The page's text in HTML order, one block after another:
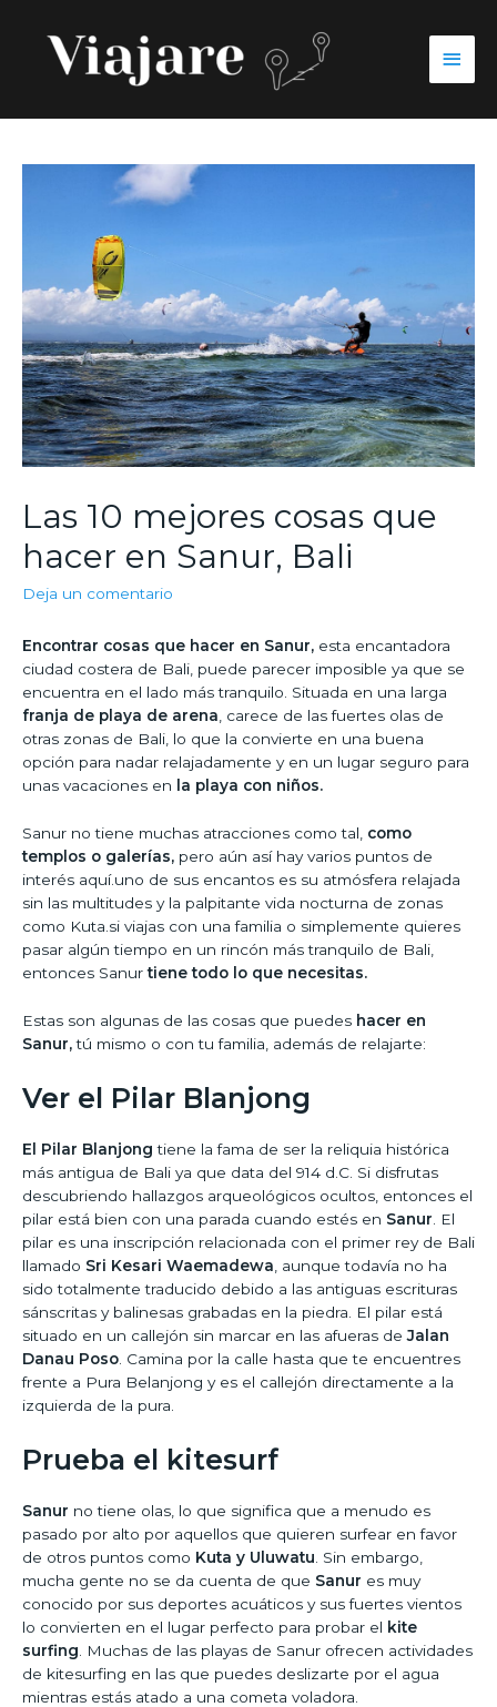
Las 10 mejores cosas que
hacer en Sanur, Bali
Deja un comentario
Encontrar cosas que hacer en Sanur, esta encantadora
ciudad costera de Bali, puede parecer imposible ya que se
encuentra en el lado más tranquilo. Situada en una larga
franja de playa de arena, carece de las fuertes olas de
otras zonas de Bali, lo que la convierte en una buena
opción para nadar relajadamente y en un lugar seguro para
unas vacaciones en
la playa con niños.
Sanur no tiene muchas atracciones como tal, como
templos o galerías, pero aún así hay varios puntos de
interés aquí.uno de sus encantos es su atmósfera relajada
sin las multitudes y la palpitante vida nocturna de zonas
como Kuta.si viajas con una familia o simplemente quieres
pasar algún tiempo en un rincón más tranquilo de Bali,
entonces Sanurtiene todo lo que necesitas.
Estas son algunas de las cosas que puedes hacer en
Sanur,tú mismo o con tu familia, además de relajarte:
Ver el Pilar Blanjong
El Pilar Blanjong tiene la fama de ser la reliquia histórica
más antigua de Bali ya que data del 914 d.C. Si disfrutas
descubriendo hallazgos arqueológicos ocultos, entonces el
pilar está bien con una parada cuando estés en Sanur . El
pilar es una inscripción relacionada con el primer rey de Bali
llamado Sri Kesari Waemadewa , aunque todavía no ha
sido totalmente traducido debido a las antiguas escrituras
sánscritas y balinesas grabadas en la piedra. El pilar está
situado en un callejón sin marcar en las afueras deJalan
Danau Poso . Camina por la calle hasta que te encuentres
frente a Pura Belanjong y es el callejón directamente a la
izquierda de la pura.
Prueba el kitesurf
Sanur no tiene olas, lo que significa que a menudo es
pasado por alto por aquellos que quieren surfear en favor
de otros puntos como Kuta y Uluwatu . Sin embargo,
mucha gente no se da cuenta de que Sanur es muy
conocido por sus deportes acuáticos y sus fuertes vientos
lo convierten en el lugar perfecto para probar el kite
surfing . Muchas de las playas de Sanur ofrecen actividades
de kitesurfing en las que puedes deslizarte por el agua
mientras estás atado a una cometa voladora.